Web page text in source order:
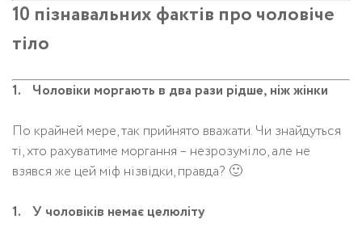
10 пізнавальних фактів про чоловіче
тіло
Чоловіки моргають в два рази рідше, ніж жінки
По крайней мере, так прийнято вважати. Чи знайдуться
ті, хто рахуватиме моргання – незрозуміло, але не
взявся же цей міф нізвідки, правда? 🙂
У чоловіків немає целюліту